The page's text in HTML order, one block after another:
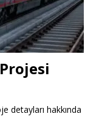
detayları hakkında